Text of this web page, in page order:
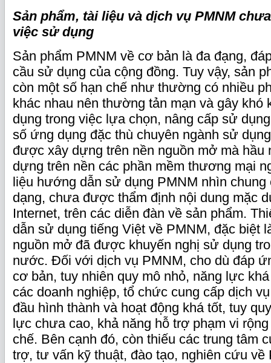
Sản phẩm, tài liệu và dịch vụ PMNM
việc sử dụng
Sản phẩm PMNM về cơ bản là đa đạng,
cầu sử dụng của cộng đồng. Tuy vậy, sản
còn một số hạn chế như thường có nhiều
khác nhau nên thường tản mạn và gây
dụng trong việc lựa chọn, nâng cấp sử
số ứng dụng đặc thù chuyên ngành sử
được xây dựng trên nền nguồn mở mà
dựng trên nền các phần mềm thương mại
liệu hướng dẫn sử dụng PMNM nhìn
dạng, chưa được thẩm định nội dung mặc
Internet, trên các diễn đàn về sản phẩm.
dẫn sử dụng tiếng Việt về PMNM, đặc biệt
nguồn mở đã được khuyến nghị sử dụng
nước. Đối với dịch vụ PMNM, cho dù đáp
cơ bản, tuy nhiên quy mô nhỏ, năng lực
các doanh nghiệp, tổ chức cung cấp dịch
đầu hình thành và hoạt động khá tốt, tuy
lực chưa cao, khả năng hỗ trợ phạm vi
chế. Bên cạnh đó, còn thiếu các trung tâm
trợ, tư vấn kỹ thuật, đào tạo, nghiên cứu về